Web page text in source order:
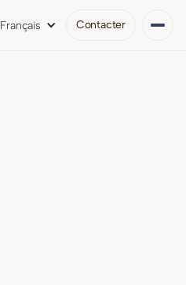
Français Contacter